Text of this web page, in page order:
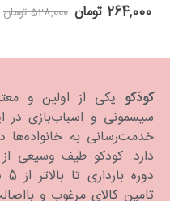
264,000 تومان 528,000 تومان
کودَکو یکی از اولین و
خدمت‌رسانی به خانواده‌ها
دارد. كودكو طیف وسیعی
تامین کالای مرغوب و